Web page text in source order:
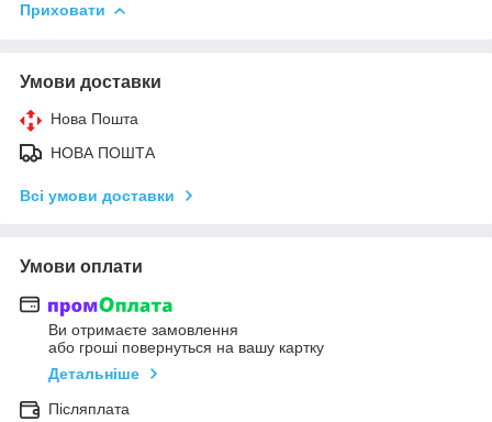
Приховати
Умови доставки
Нова Пошта
НОВА ПОШТА
Всі умови доставки
Умови оплати
Ви отримаєте замовлення
або гроші повернуться на вашу картку
Детальніше
Післяплата